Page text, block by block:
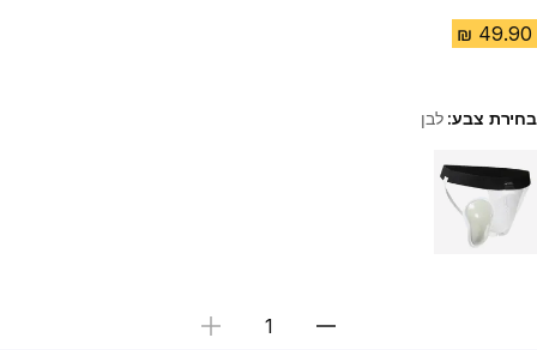
בחירת צבע:לבן
Choose a variant
בחירת כמות